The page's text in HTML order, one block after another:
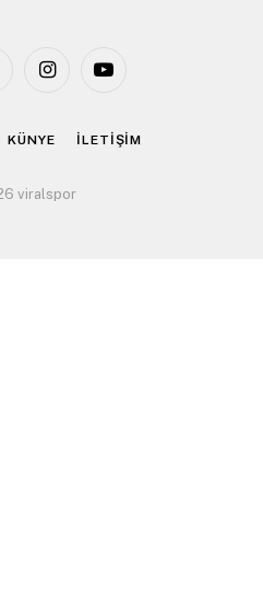
InstagramYouTube
KÜNYE İLETİŞİM
viralspor